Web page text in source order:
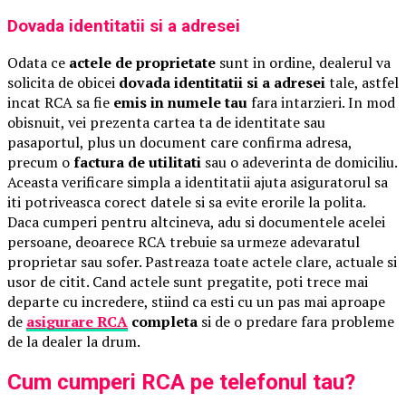
Dovada identitatii si a adresei
Odata ce actele de proprietate sunt in ordine, dealerul va
solicita de obicei dovada identitatii si a adreseitale, astfel
incat RCA sa fie emis in numele taufara intarzieri. In mod
obisnuit, vei prezenta cartea ta de identitate sau
pasaportul, plus un document care confirma adresa,
precum ofactura de utilitati sau o adeverinta de domiciliu.
Aceasta verificare simpla a identitatii ajuta asiguratorul sa
iti potriveasca corect datele si sa evite erorile la polita.
Daca cumperi pentru altcineva, adu si documentele acelei
persoane, deoarece RCA trebuie sa urmeze adevaratul
proprietar sau sofer. Pastreaza toate actele clare, actuale si
usor de citit. Cand actele sunt pregatite, poti trece mai
departe cu incredere, stiind ca esti cu un pas mai aproape
de asigurare RCA completa si de o predare fara probleme
de la dealer la drum.
Cum cumperi RCA pe telefonul tau?